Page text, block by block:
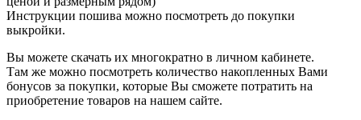
Инструкции пошива можно посмотреть до покупки
выкройки.
Вы можете скачать их многократно в личном кабинете.
Там же можно посмотреть количество накопленных Вами
бонусов за покупки, которые Вы сможете потратить на
приобретение товаров на нашем сайте.